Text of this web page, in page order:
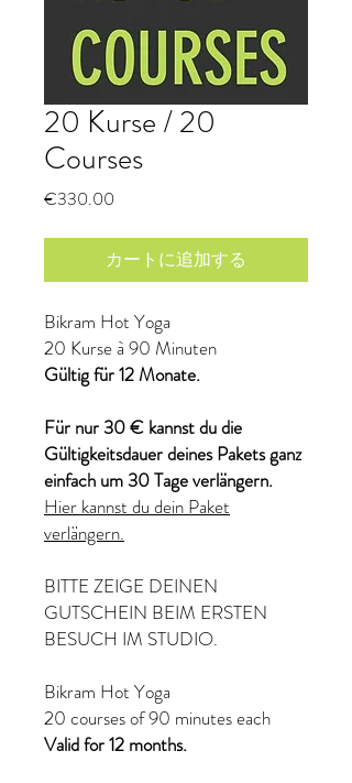
20 Kurse / 20
Courses
€330.00
カートに追加する
Bikram Hot Yoga
20 Kurse à 90 Minuten
Gültig für 12 Monate.
Für nur 30 € kannst du die
Gültigkeitsdauer deines Pakets ganz
einfach um 30 Tage verlängern.
Hier kannst du dein Paket
verlängern.
BITTE ZEIGE DEINEN
GUTSCHEIN BEIM ERSTEN
BESUCH IM STUDIO.
Bikram Hot Yoga
20 courses of 90 minutes each
Valid for 12 months.